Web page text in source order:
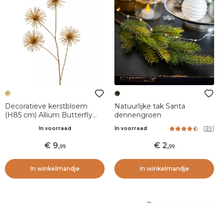
Decoratieve kerstbloem
(H85 cm) Allium Butterfly
In voorraad
9,99
In winkelmandje
Natuurlijke tak Santa
dennengroen
In voorraad (39)
2,99
In winkelmandje